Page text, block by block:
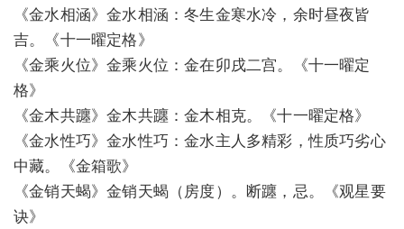
《金水相涵》金水相涵：冬生金寒水冷，余时昼夜皆
吉。《十一曜定格》
《金乘火位》金乘火位：金在卯戌二宫。《十一曜定
格》
《金木共躔》金木共躔：金木相克。《十一曜定格》
《金水性巧》金水性巧：金水主人多精彩，性质巧劣心
中藏。《金箱歌》
《金销天蝎》金销天蝎（房度）。断躔，忌。《观星要
诀》